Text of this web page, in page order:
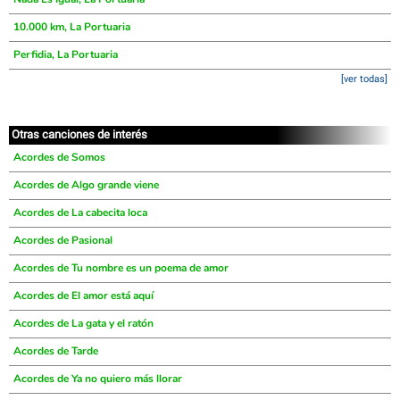
10.000 km, La Portuaria
Perfidia, La Portuaria
[ver todas]
Otras canciones de interés
Acordes de Somos
Acordes de Algo grande viene
Acordes de La cabecita loca
Acordes de Pasional
Acordes de Tu nombre es un poema de amor
Acordes de El amor está aquí
Acordes de La gata y el ratón
Acordes de Tarde
Acordes de Ya no quiero más llorar